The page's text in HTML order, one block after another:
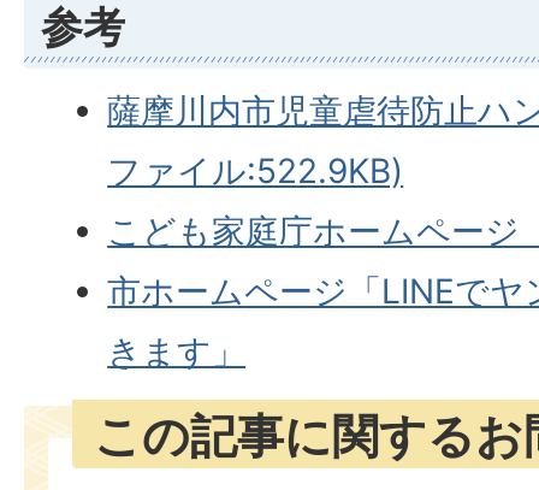
参考
薩摩川内市児童虐待防止ハ
ファイル:522.9KB)
こども家庭庁ホームページ
市ホームページ「LINEで
きます」
この記事に関する